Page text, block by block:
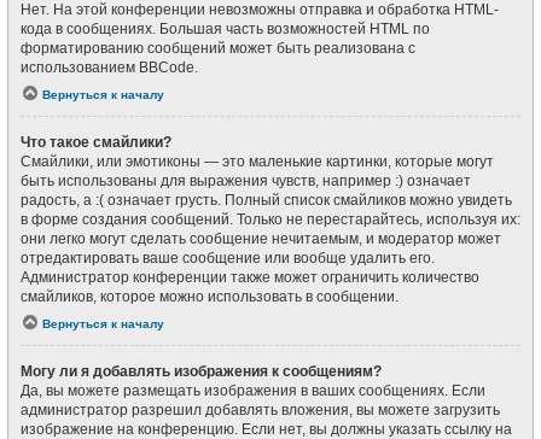
Нет. На этой конференции невозможны отправка и обработка HTML-
кода в сообщениях. Большая часть возможностей HTML по
форматированию сообщений может быть реализована с
использованием BBCode.
Вернуться к началу
Что такое смайлики?
Смайлики, или эмотиконы — это маленькие картинки, которые могут
быть использованы для выражения чувств, например :) означает
радость, а :( означает грусть. Полный список смайликов можно увидеть
в форме создания сообщений. Только не перестарайтесь, используя их:
они легко могут сделать сообщение нечитаемым, и модератор может
отредактировать ваше сообщение или вообще удалить его.
Администратор конференции также может ограничить количество
смайликов, которое можно использовать в сообщении.
Вернуться к началу
Могу ли я добавлять изображения к сообщениям?
Да, вы можете размещать изображения в ваших сообщениях. Если
администратор разрешил добавлять вложения, вы можете загрузить
изображение на конференцию. Если нет, вы должны указать ссылку на